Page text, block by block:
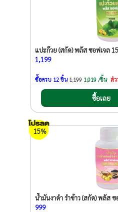
แปะก๊วย (สกัด) พลัส ซอฟเจล
1,199
ซื้อครบ 12 ชิ้น1,199 1,019 /ชิ้น ส่
ซื้อเลย
15%
น้ำมันงาดำ รำข้าว (สกัด) พลัส
999